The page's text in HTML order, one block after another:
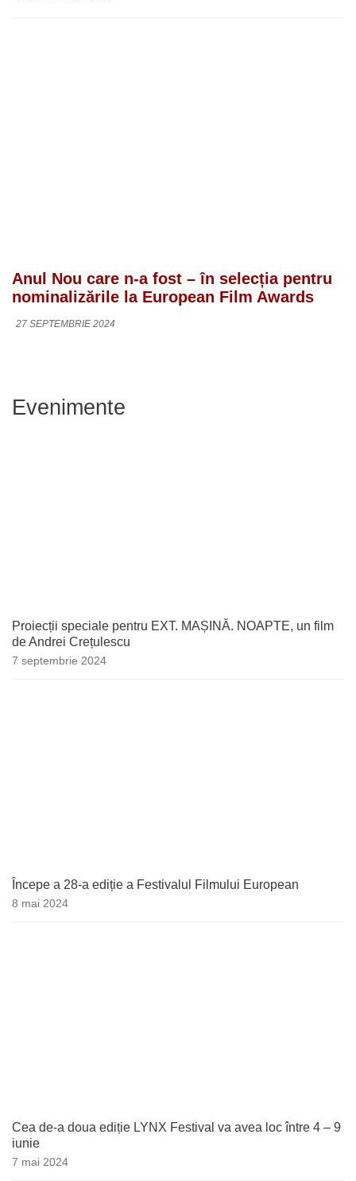
Anul Nou care n-a fost – în selecția pentru
nominalizările la European Film Awards
27 SEPTEMBRIE 2024
Evenimente
Proiecții speciale pentru EXT. MAȘINĂ. NOAPTE, un film
de Andrei Crețulescu
7 septembrie 2024
Începe a 28-a ediție a Festivalul Filmului European
8 mai 2024
Cea de-a doua ediție LYNX Festival va avea loc între 4 – 9
iunie
7 mai 2024